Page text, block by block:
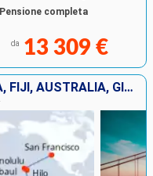
Pensione completa
da 13 309 €
STATI UNITI, HAWAI, POLINESIA, FIJI, AUSTRALIA, GIAPPONE, SUD KOREA, TAIWAN, CINA, VIETNAM, SINGAPORE, MALESIA, SRI LANKA, MALDIVE, SUD AFRICA